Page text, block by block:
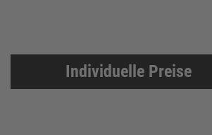
Individuelle Preise